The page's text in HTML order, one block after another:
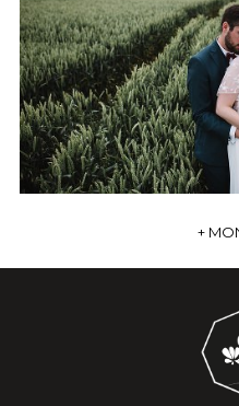
MARIAGE LA
+
+